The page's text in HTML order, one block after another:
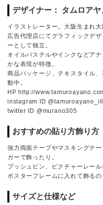
デザイナー： タムロアヤ
イラストレーター。大阪生まれ大
広告代理店にてグラフィックデ
ーとして独立。
オイルパステルやインクなどア
かな表現が特徴。
商品パッケージ、テキスタイル
動中。
HP http://
instagram ID
twitter ID @murano305
おすすめの貼り方飾り方
強力両面テープやマスキングテ
ガーで飾ったり。
プッシュピン、ピクチャーレール
ポスターフレームに入れて飾る
サイズと仕様など